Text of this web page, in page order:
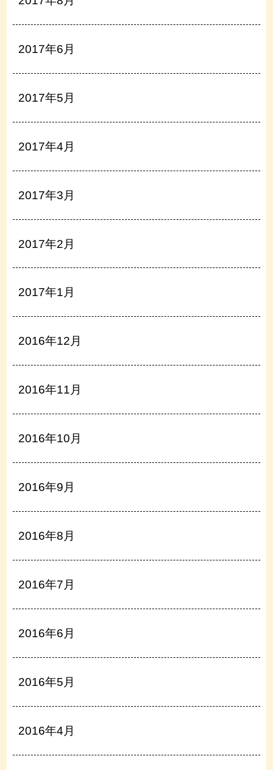
2017年6月
2017年5月
2017年4月
2017年3月
2017年2月
2017年1月
2016年12月
2016年11月
2016年10月
2016年9月
2016年8月
2016年7月
2016年6月
2016年5月
2016年4月